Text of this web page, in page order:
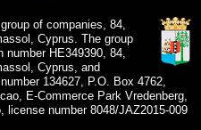
of companies, 84,
Cyprus. The group
number HE349390, 84,
Cyprus, and
134627, P.O. Box 4762,
E-Commerce Park Vredenberg,
license number 8048/JAZ2015-009